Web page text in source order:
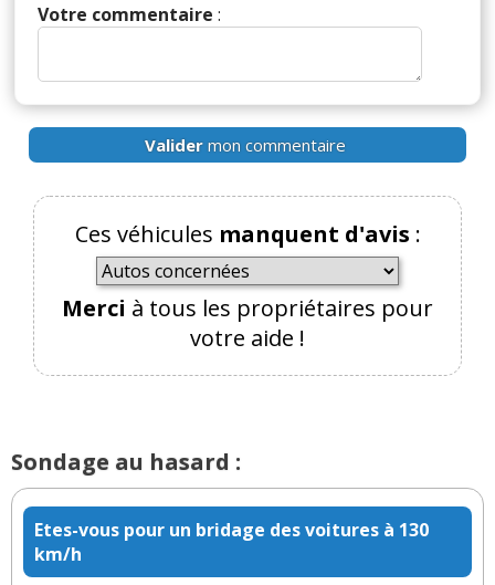
Votre commentaire :
Validermon commentaire
Ces véhicules manquent d'avis :
Merci à tous les propriétaires pour
votre aide !
Sondage au hasard :
Etes-vous pour un bridage des voitures à 130
km/h